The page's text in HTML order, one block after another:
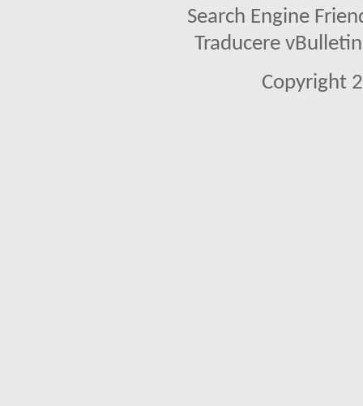
Search Engine
Traducere
Copyright